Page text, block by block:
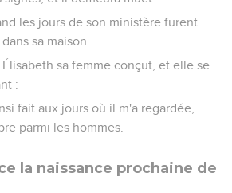
les jours de son ministère furent
sa maison.
Élisabeth sa femme conçut, et elle se
:
fait aux jours où il m'a regardée,
parmi les hommes.
la naissance prochaine de